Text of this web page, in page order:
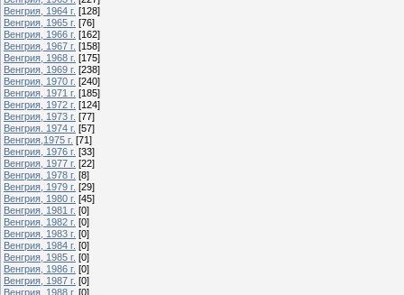
Венгрия, 1964 г. [128]
Венгрия, 1965 г. [76]
Венгрия, 1966 г. [162]
Венгрия, 1967 г. [158]
Венгрия, 1968 г. [175]
Венгрия, 1969 г. [238]
Венгрия, 1970 г. [240]
Венгрия, 1971 г. [185]
Венгрия, 1972 г. [124]
Венгрия, 1973 г. [77]
Венгрия. 1974 г. [57]
Венгрия,1975 г. [71]
Венгрия, 1976 г. [33]
Венгрия, 1977 г. [22]
Венгрия, 1978 г. [8]
Венгрия, 1979 г. [29]
Венгрия, 1980 г. [45]
Венгрия, 1981 г. [0]
Венгрия, 1982 г. [0]
Венгрия, 1983 г. [0]
Венгрия, 1984 г. [0]
Венгрия, 1985 г. [0]
Венгрия, 1986 г. [0]
Венгрия, 1987 г. [0]
Венгрия, 1988 г. [0]